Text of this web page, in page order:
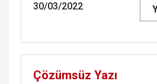
30/03/2022
Çözümsüz Yazı